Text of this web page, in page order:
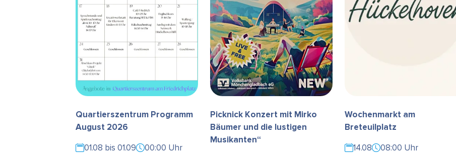
Quartierszentrum Programm
August 2026
01.08 bis 01.09
00:00 Uhr
Picknick Konzert mit Mirko
Bäumer und die lustigen
Musikanten“
Wochenmarkt am
Breteuilplatz
14.08
08:00 Uhr